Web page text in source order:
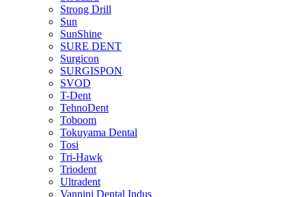
Strong Drill
Sun
SunShine
SURE DENT
Surgicon
SURGISPON
SVOD
T-Dent
TehnoDent
Toboom
Tokuyama Dental
Tosi
Tri-Hawk
Triodent
Ultradent
Vannini Dental Indus